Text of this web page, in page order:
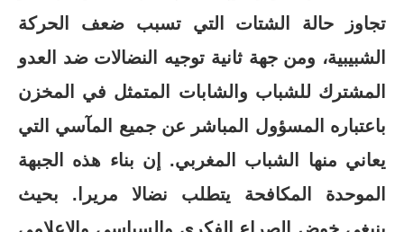
تجاوز حالة الشتات التي تسبب ضعف الحركة
الشبيبية، ومن جهة ثانية توجيه النضالات ضد العدو
المشترك للشباب والشابات المتمثل في المخزن
باعتباره المسؤول المباشر عن جميع المآسي التي
يعاني منها الشباب المغربي. إن بناء هذه الجبهة
الموحدة المكافحة يتطلب نضالا مريرا. بحيث